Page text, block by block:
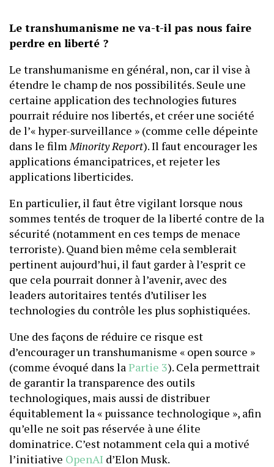
Le transhumanisme ne va-t-il pas nous faire
perdre en liberté ?
Le transhumanisme en général, non, car il vise à
étendre le champ de nos possibilités. Seule une
certaine application des technologies futures
pourrait réduire nos libertés, et créer une société
de l’« hyper-surveillance » (comme celle dépeinte
dans le filmMinority Report). Il faut encourager les
applications émancipatrices, et rejeter les
applications liberticides.
En particulier, il faut être vigilant lorsque nous
sommes tentés de troquer de la liberté contre de la
sécurité (notamment en ces temps de menace
terroriste). Quand bien même cela semblerait
pertinent aujourd’hui, il faut garder à l’esprit ce
que cela pourrait donner à l’avenir, avec des
leaders autoritaires tentés d’utiliser les
technologies du contrôle les plus sophistiquées.
Une des façons de réduire ce risque est
d’encourager un transhumanisme « open source »
(comme évoqué dans laPartie 3). Cela permettrait
de garantir la transparence des outils
technologiques, mais aussi de distribuer
équitablement la « puissance technologique », afin
qu’elle ne soit pas réservée à une élite
dominatrice. C’est notamment cela qui a motivé
l’initiative OpenAI d’Elon Musk.